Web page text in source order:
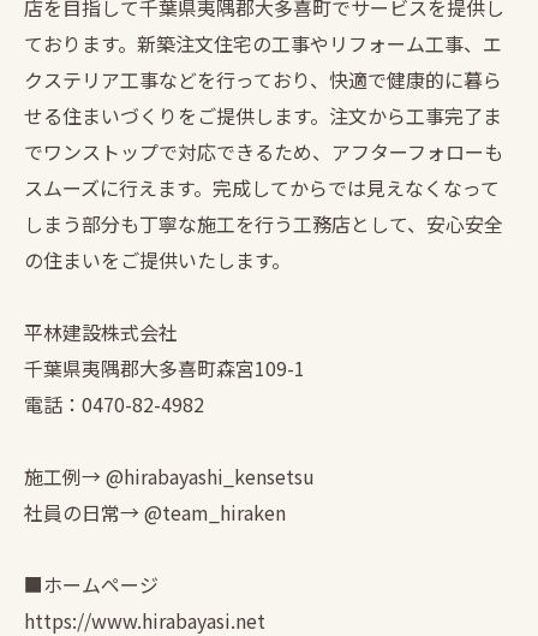
店を目指して千葉県夷隅郡大多喜町でサービスを提供し
ております。新築注文住宅の工事やリフォーム工事、エ
クステリア工事などを行っており、快適で健康的に暮ら
せる住まいづくりをご提供します。注文から工事完了ま
でワンストップで対応できるため、アフターフォローも
スムーズに行えます。完成してからでは見えなくなって
しまう部分も丁寧な施工を行う工務店として、安心安全
の住まいをご提供いたします。
平林建設株式会社
千葉県夷隅郡大多喜町森宮109-1
電話：0470-82-4982
施工例→ @hirabayashi_kensetsu
社員の日常→ @team_hiraken
■ホームページ
https://www.hirabayasi.net